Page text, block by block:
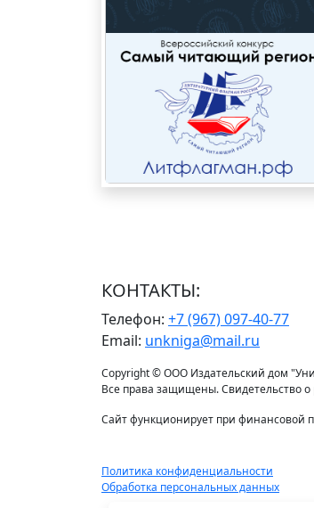
КОНТАКТЫ:
Телефон: +7 (967) 097-40-77
Email: unkniga@mail.ru
Copyright © ООО Издательский дом
Все права защищены. Свидетельство
Сайт функционирует при финансовой
Политика конфиденциальности
Обработка персональных данных